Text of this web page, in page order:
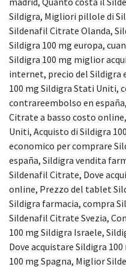
Sildigra, Migliori pillole di
Sildenafil Citrate Olanda,
Sildigra 100 mg europa,
Sildigra 100 mg miglior
internet, precio del Sildigra
100 mg Sildigra Stati Uniti,
contrareembolso en
Citrate a basso costo
Uniti, Acquisto di Sildigra
economico per comprare
españa, Sildigra vendita
Sildenafil Citrate, Dove
online, Prezzo del tablet
Sildigra farmacia, compra
Sildenafil Citrate Svezia,
100 mg Sildigra Israele,
Dove acquistare Sildigra
100 mg Spagna, Miglior